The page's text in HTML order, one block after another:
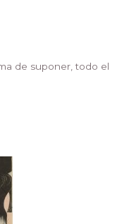
de suponer, todo el